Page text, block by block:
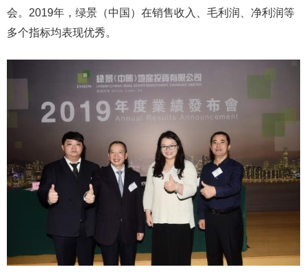
会。2019年，绿景（中国）在销售收入、毛利润、净利润等
多个指标均表现优秀。